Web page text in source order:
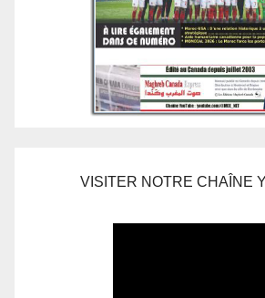
VISITER NOTRE CHAÎNE